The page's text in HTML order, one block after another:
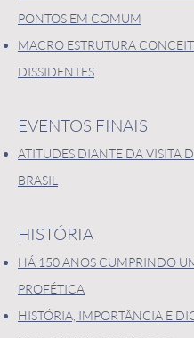
PONTOS EM COMUM
MACRO ESTRUTURA
DISSIDENTES
EVENTOS FINAIS
ATITUDES DIANTE DA VISITA
BRASIL
HISTÓRIA
HÁ 150 ANOS CUMPRINDO
PROFÉTICA
HISTÓRIA, IMPORTÂNCIA E